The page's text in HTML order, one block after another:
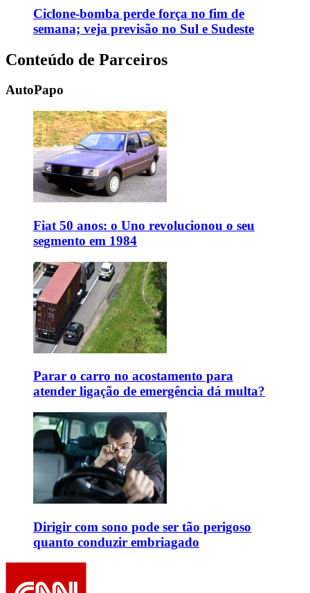
Ciclone-bomba perde força no fim de
semana; veja previsão no Sul e Sudeste
Conteúdo de Parceiros
AutoPapo
Fiat 50 anos: o Uno revolucionou o seu
segmento em 1984
Parar o carro no acostamento para
atender ligação de emergência dá multa?
Dirigir com sono pode ser tão perigoso
quanto conduzir embriagado